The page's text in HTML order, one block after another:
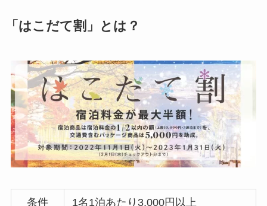
「はこだて割」とは？
条件 1名1泊あたり3,000円以上